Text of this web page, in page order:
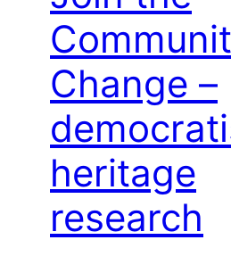
Change –
heritage
research